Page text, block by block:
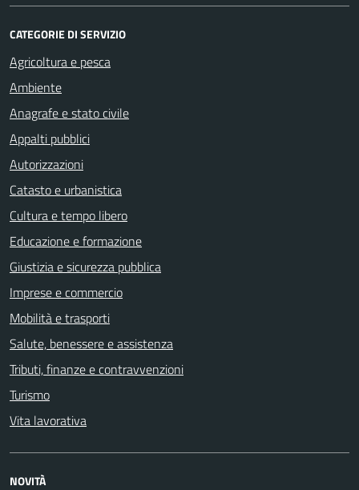
CATEGORIE DI SERVIZIO
Agricoltura e pesca
Ambiente
Anagrafe e stato civile
Appalti pubblici
Autorizzazioni
Catasto e urbanistica
Cultura e tempo libero
Educazione e formazione
Giustizia e sicurezza pubblica
Imprese e commercio
Mobilità e trasporti
Salute, benessere e assistenza
Tributi, finanze e contravvenzioni
Turismo
Vita lavorativa
NOVITÀ